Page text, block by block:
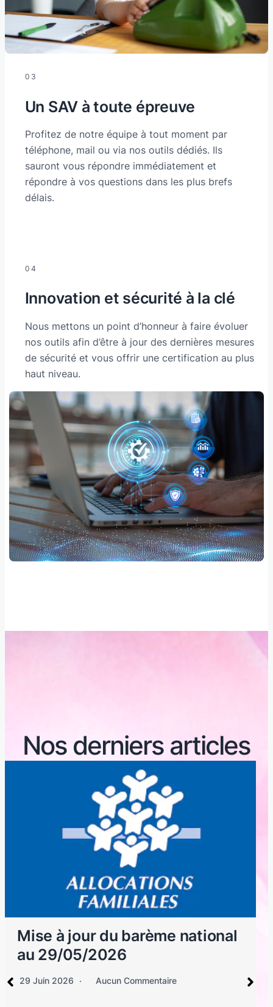
03
Un SAV à toute épreuve
Profitez de notre équipe à tout moment par
téléphone, mail ou via nos outils dédiés. Ils
sauront vous répondre immédiatement et
répondre à vos questions dans les plus brefs
délais.
04
Innovation et sécurité à la clé
Nous mettons un point d’honneur à faire évoluer
nos outils afin d’être à jour des dernières mesures
de sécurité et vous offrir une certification au plus
haut niveau.
Nos derniers articles
Calcul de prise en charge
12 Décembre 2025